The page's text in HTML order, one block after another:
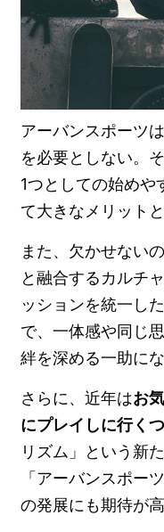
アーバンスポーツ
を必要としない。
1つとしての始めや
て大きなメリット
また、欠かせない
と融合するカルチ
ッションを統一し
で、一体感や同じ
絆を深める一助にな
さらに、近年はお
にプレイしに行く
リズム」という新
「アーバンスポー
の発展にも期待が高